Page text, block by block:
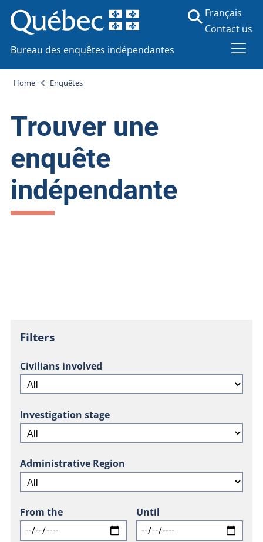
Bureau des enquêtes indépendantes
Français
Contact us
Home Enquêtes
Trouver une
enquête
indépendante
Filters
Civilians involved
Investigation stage
Administrative Region
From the Until